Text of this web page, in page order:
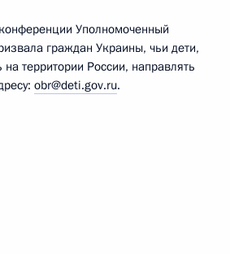
Уполномоченный
граждан Украины, чьи дети,
территории России, направлять
obr@deti.gov.ru.